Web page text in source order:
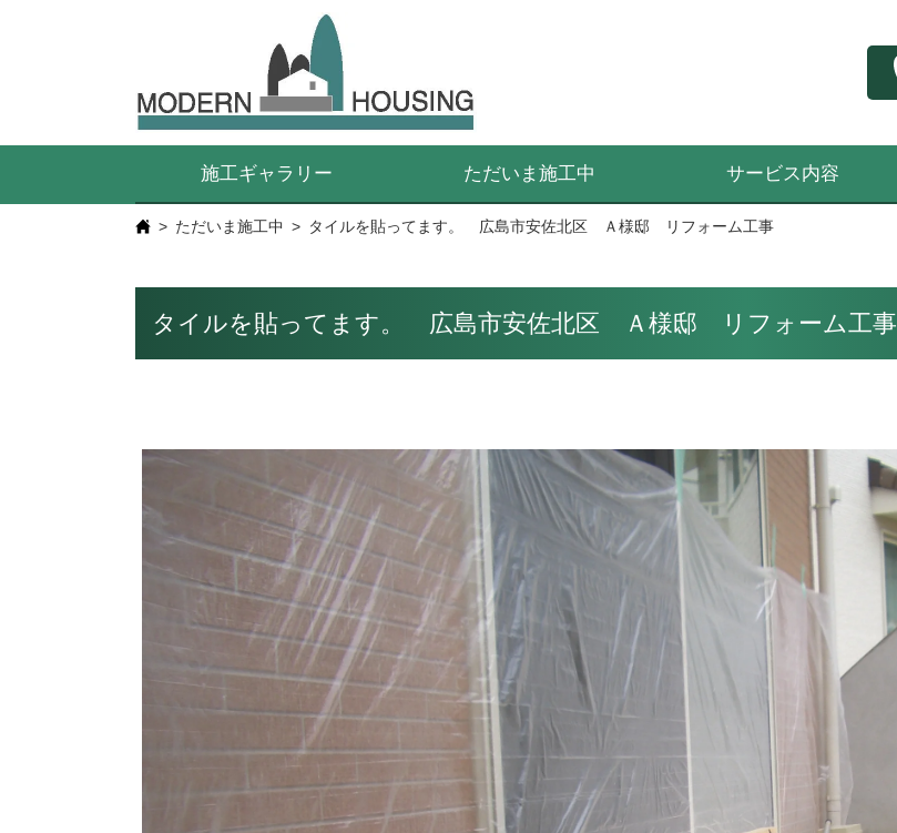
施工ギャラリー ただいま施工中 サービス内容
ただいま施工中 タイルを貼ってます。 広島市安佐北区 Ａ様邸 リフォーム工事
タイルを貼ってます。 広島市安佐北区 Ａ様邸 リフォーム工事